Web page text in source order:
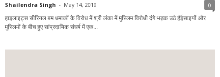
Shailendra Singh - May 14, 2019 0
हाइलाइट्स सीरियल बम धमाकों के विरोध में श्री लंका में मुस्लिम विरोधी दंगे भड़क उठे हैंईसाइयों और
मुस्लिमों के बीच हुए सांप्रदायिक संघर्ष में एक...